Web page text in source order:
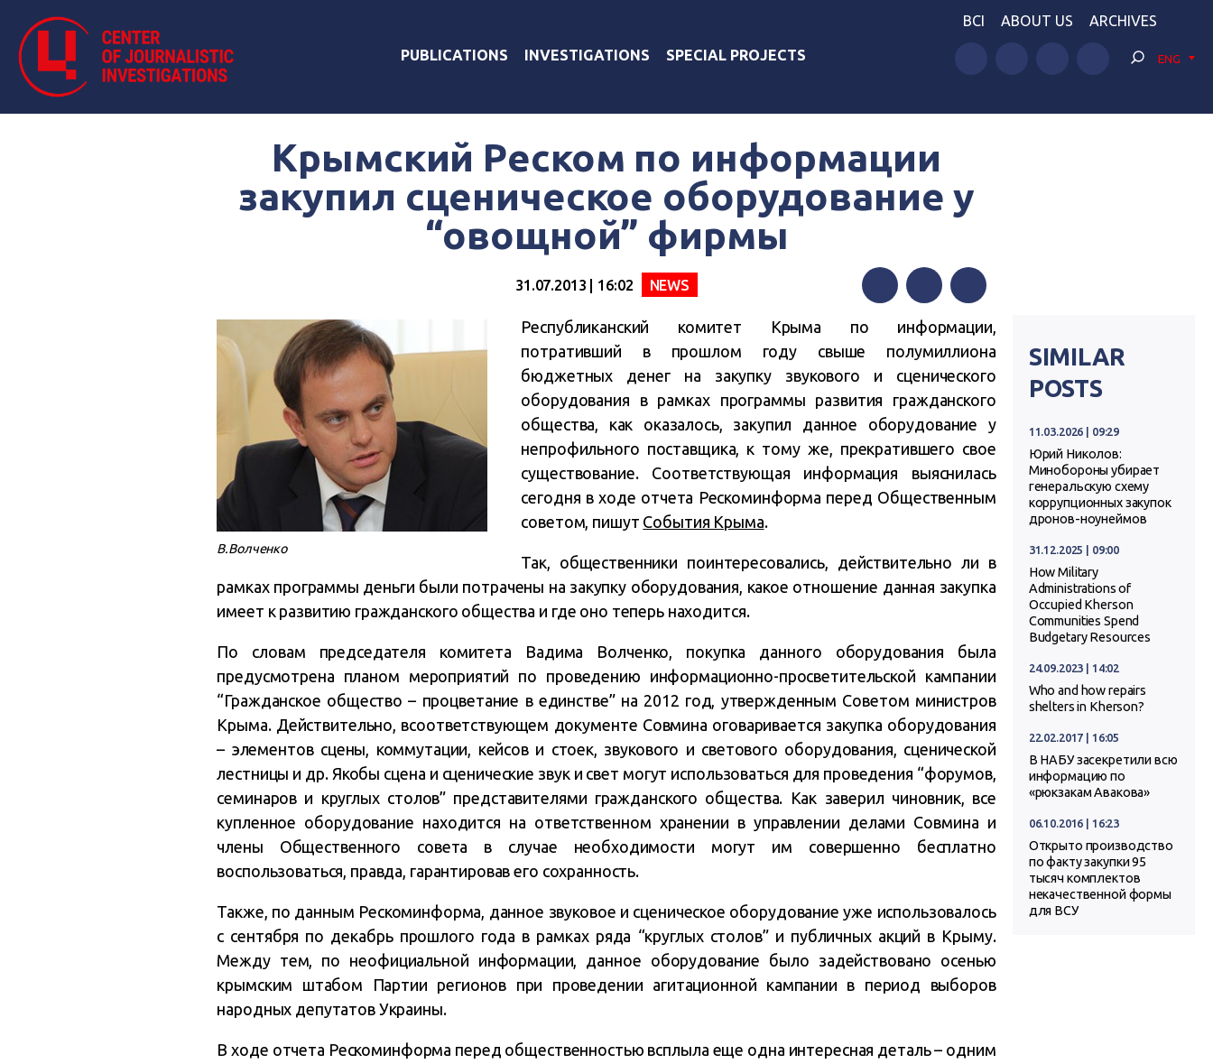
PUBLICATIONS INVESTIGATIONS SPECIAL PROJECTS
BCI ABOUT US ARCHIVES
ENG
Крымский Реском по информации
закупил сценическое оборудование у
“овощной” фирмы
31.07.2013 | 16:02 NEWS
FacebookTwitter Telegram
В.Волченко
Республиканский комитет Крыма по информации,
потративший в прошлом году свыше полумиллиона
бюджетных денег на закупку звукового и сценического
оборудования в рамках программы развития гражданского
общества, как оказалось, закупил данное оборудование у
непрофильного поставщика, к тому же, прекратившего свое
существование. Соответствующая информация выяснилась
сегодня в ходе отчета Рескоминформа перед Общественным
советом, пишут События Крыма.
Так, общественники поинтересовались, действительно ли в
рамках программы деньги были потрачены на закупку оборудования, какое отношение данная закупка
имеет к развитию гражданского общества и где оно теперь находится.
По словам председателя комитета Вадима Волченко, покупка данного оборудования была
предусмотрена планом мероприятий по проведению информационно-просветительской кампании
“Гражданское общество – процветание в единстве” на 2012 год, утвержденным Советом министров
Крыма. Действительно, всоответствующем документе Совмина оговаривается закупка оборудования
– элементов сцены, коммутации, кейсов и стоек, звукового и светового оборудования, сценической
лестницы и др. Якобы сцена и сценические звук и свет могут использоваться для проведения “форумов,
семинаров и круглых столов” представителями гражданского общества. Как заверил чиновник, все
купленное оборудование находится на ответственном хранении в управлении делами Совмина и
члены Общественного совета в случае необходимости могут им совершенно бесплатно
воспользоваться, правда, гарантировав его сохранность.
Также, по данным Рескоминформа, данное звуковое и сценическое оборудование уже использовалось
с сентября по декабрь прошлого года в рамках ряда “круглых столов” и публичных акций в Крыму.
Между тем, по неофициальной информации, данное оборудование было задействовано осенью
крымским штабом Партии регионов при проведении агитационной кампании в период выборов
народных депутатов Украины.
В ходе отчета Рескоминформа перед общественностью всплыла еще одна интересная деталь – одним
SIMILAR
POSTS
11.03.2026 | 09:29
Юрий Николов:
Минобороны убирает
генеральскую схему
коррупционных закупок
дронов-ноунеймов
31.12.2025 | 09:00
How Military
Administrations of
Occupied Kherson
Communities Spend
Budgetary Resources
24.09.2023 | 14:02
Who and how repairs
shelters in Kherson?
22.02.2017 | 16:05
В НАБУ засекретили всю
информацию по
«рюкзакам Авакова»
06.10.2016 | 16:23
Открыто производство
по факту закупки 95
тысяч комплектов
некачественной формы
для ВСУ